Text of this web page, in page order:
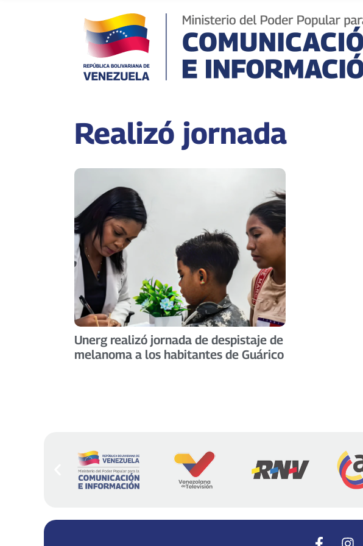
Realizó jornada
Unerg realizó jornada de despistaje de
melanoma a los habitantes de Guárico